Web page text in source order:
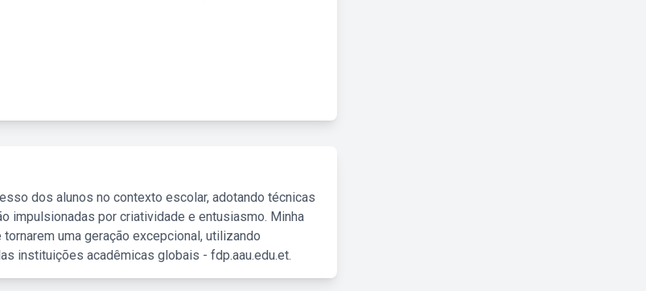
dos alunos no contexto escolar, adotando técnicas
impulsionadas por criatividade e entusiasmo. Minha
uma geração excepcional, utilizando
instituições acadêmicas globais - fdp.aau.edu.et.